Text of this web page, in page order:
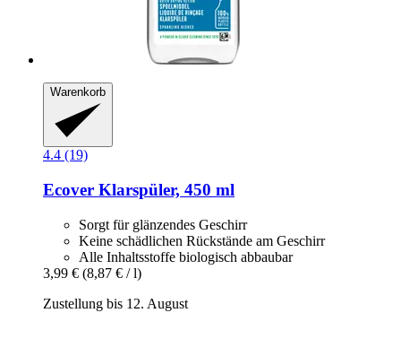
Warenkorb
4.4 (19)
Ecover Klarspüler, 450 ml
Sorgt für glänzendes Geschirr
Keine schädlichen Rückstände am Geschirr
Alle Inhaltsstoffe biologisch abbaubar
3,99 € (8,87 € / l)
Zustellung bis 12. August